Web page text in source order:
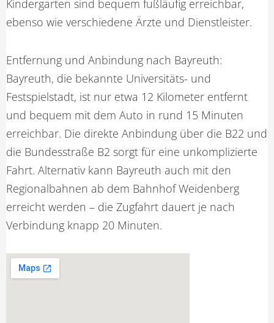
Kindergarten sind bequem fußläufig erreichbar,
ebenso wie verschiedene Ärzte und Dienstleister.
Entfernung und Anbindung nach Bayreuth:
Bayreuth, die bekannte Universitäts- und
Festspielstadt, ist nur etwa 12 Kilometer entfernt
und bequem mit dem Auto in rund 15 Minuten
erreichbar. Die direkte Anbindung über die B22 und
die Bundesstraße B2 sorgt für eine unkomplizierte
Fahrt. Alternativ kann Bayreuth auch mit den
Regionalbahnen ab dem Bahnhof Weidenberg
erreicht werden – die Zugfahrt dauert je nach
Verbindung knapp 20 Minuten.